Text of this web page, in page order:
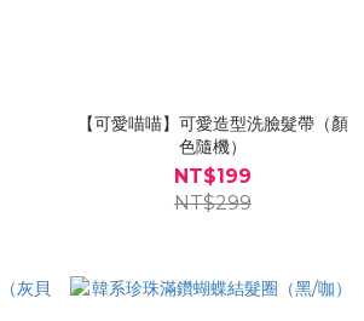
【可愛喵喵】可愛造型洗臉髮帶（顏
色隨機）
NT$199
NT$299